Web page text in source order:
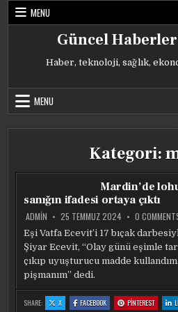
Skip
MENU
Güncel
Haber, teknoloji, sağlık,
MENU
Kategori:
Mardin’de
sanığın ifadesi ortaya çıktı
ADMIN 25 TEMMUZ 2024 0
Eşi Vatfa Ecevit’i 17 bıçak
Şiyar Ecevit, “Olay günü eşimle
çıkıp uyuşturucu madde
pişmanım” dedi.
SHARE: X:
MARDIN’DE
FACEBOOK:
MARDIN’DE
PINTEREST: